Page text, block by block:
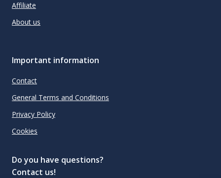
Affiliate
About us
Important information
Contact
General Terms and Conditions
Privacy Policy
Cookies
Do you have questions?
Contact us!